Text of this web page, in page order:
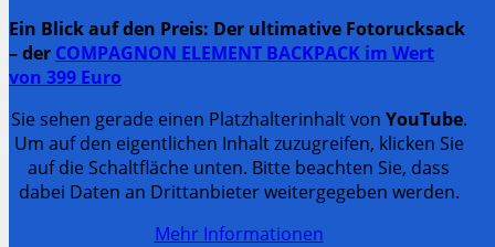
Ein Blick auf den Preis: Der ultimative Fotorucksack
– der COMPAGNON ELEMENT BACKPACK im Wert
von 399 Euro
Sie sehen gerade einen Platzhalterinhalt von YouTube.
Um auf den eigentlichen Inhalt zuzugreifen, klicken Sie
auf die Schaltfläche unten. Bitte beachten Sie, dass
dabei Daten an Drittanbieter weitergegeben werden.
Mehr Informationen